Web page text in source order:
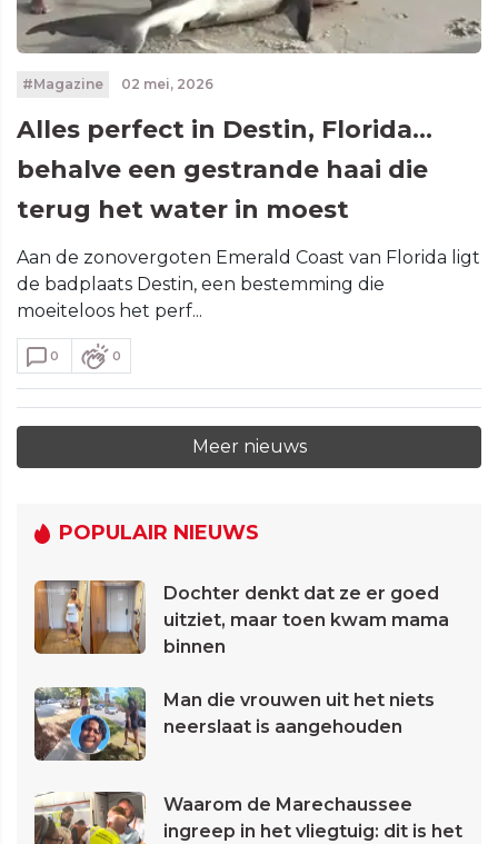
#Magazine 02 mei, 2026
Alles perfect in Destin, Florida...
behalve een gestrande haai die
terug het water in moest
Aan de zonovergoten Emerald Coast van Florida ligt
de badplaats Destin, een bestemming die
moeiteloos het perf...
0 0
Meer nieuws
POPULAIR NIEUWS
Dochter denkt dat ze er goed
uitziet, maar toen kwam mama
binnen
Man die vrouwen uit het niets
neerslaat is aangehouden
Waarom de Marechaussee
ingreep in het vliegtuig: dit is het